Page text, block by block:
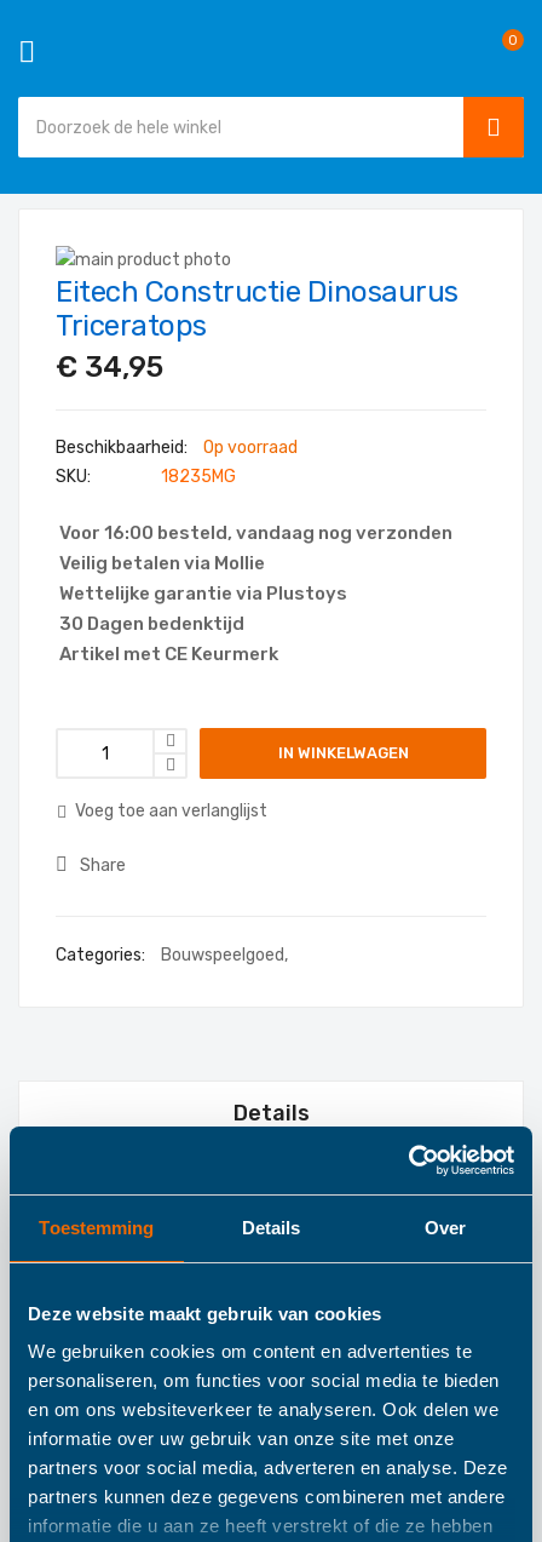
Toestemming Details Over
Deze website maakt gebruik van cookies
We gebruiken cookies om content en advertenties te
personaliseren, om functies voor social media te bieden
en om ons websiteverkeer te analyseren. Ook delen we
informatie over uw gebruik van onze site met onze
partners voor social media, adverteren en analyse. Deze
partners kunnen deze gegevens combineren met andere
informatie die u aan ze heeft verstrekt of die ze hebben
0
inhoud
Ga
naar
het
van
Ga
naar
begin
Eitech Constructie Dinosaurus
Triceratops
€ 34,95
Op voorraad
SKU
18235MG
Voor 16:00 besteld, vandaag nog verzonden
Veilig betalen via Mollie
Wettelijke garantie via Plustoys
30 Dagen bedenktijd
Artikel met CE Keurmerk
IN WINKELWAGEN
Voeg toe aan verlanglijst
Share
Categories: Bouwspeelgoed,
Details
Eitech Constructie
Dinosaurus
Triceratops
Breng de wereld van dinosaurussen tot leven met de
Eitech Constructie Dinosaurus Triceratops
ontworpen voor kleine én grote liefhebbers van
dinosaurus speelgoed. Deze set biedt eindeloos
bouwplezier terwijl kinderen leren hoe ze een echte